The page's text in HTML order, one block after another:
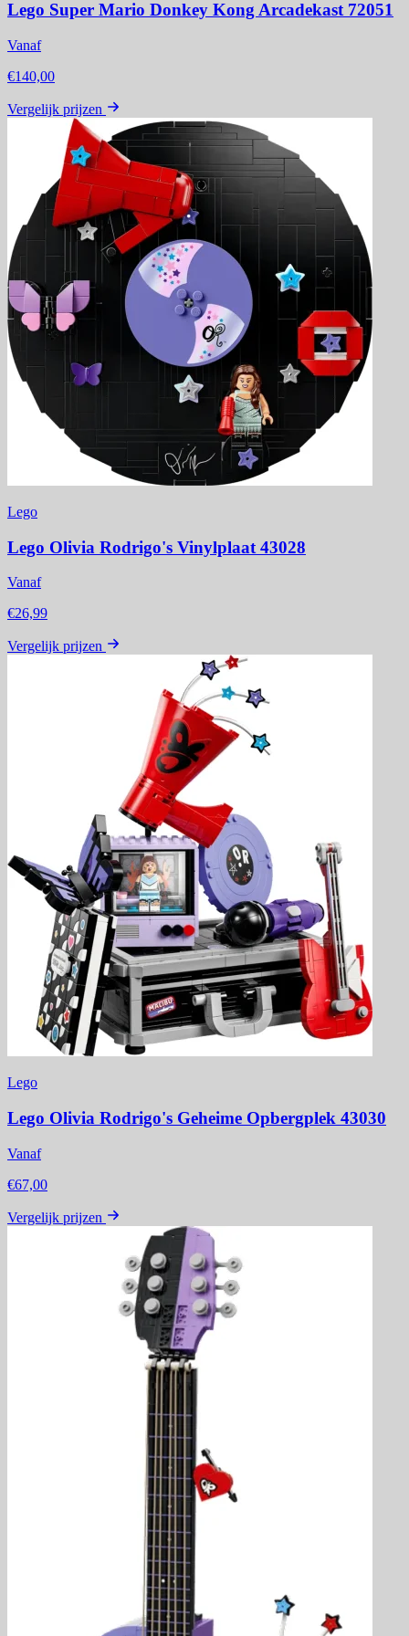
Lego Super Mario Donkey Kong Arcadekast 72051
Vanaf
€140,00
Vergelijk prijzen
Lego
Lego Olivia Rodrigo's Vinylplaat 43028
Vanaf
€26,99
Vergelijk prijzen
Lego
Lego Olivia Rodrigo's Geheime Opbergplek 43030
Vanaf
€67,00
Vergelijk prijzen